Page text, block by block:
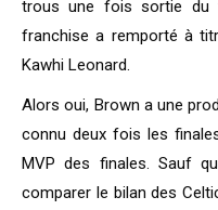
trous une fois sortie du
franchise a remporté à
Kawhi Leonard.
Alors oui, Brown a une
connu deux fois les
MVP des finales. Sauf
comparer le bilan des